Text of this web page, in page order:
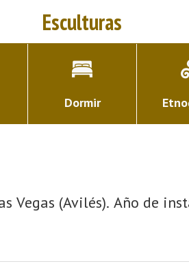
Esculturas
Dormir
Vegas (Avilés). Año de